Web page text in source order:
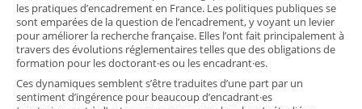
les pratiques d’encadrement en France. Les politiques publiques se
sont emparées de la question de l’encadrement, y voyant un levier
pour améliorer la recherche française. Elles l’ont fait principalement à
travers des évolutions réglementaires telles que des obligations de
formation pour les doctorant·es ou les encadrant·es.
Ces dynamiques semblent s’être traduites d’une part par un
sentiment d’ingérence pour beaucoup d’encadrant·es